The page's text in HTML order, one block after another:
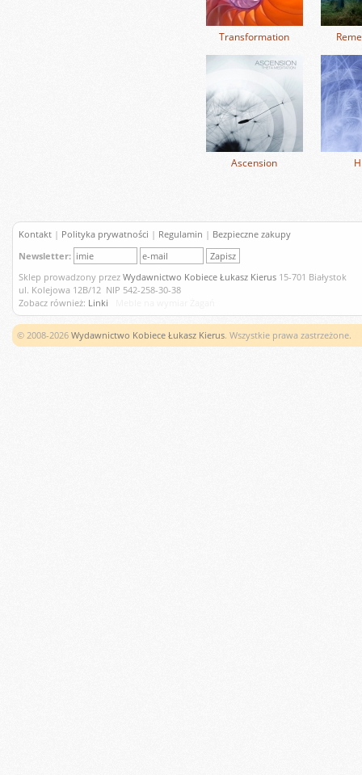
Transformation
Ascension
Kontakt | Polityka prywatności | Regulamin | Bezpieczne zakupy
Newsletter:
Sklep prowadzony przez Wydawnictwo Kobiece Łukasz Kierus 15-701 Białystok
ul. Kolejowa 12B/12 NIP 542-258-30-38
Zobacz również: Linki
© 2008-2026 Wydawnictwo Kobiece Łukasz Kierus. Wszystkie prawa zastrzeżone.